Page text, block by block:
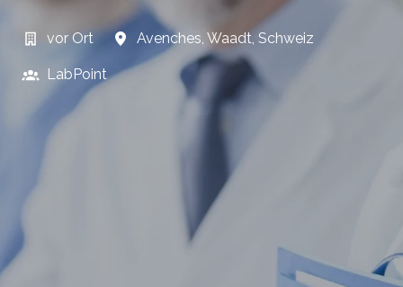
vor Ort Avenches Waadt Schweiz
LabPoint